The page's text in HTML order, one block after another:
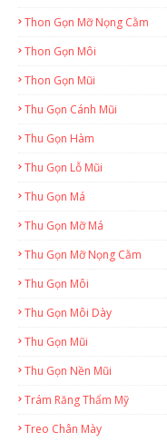
Thon Gọn Mỡ Nọng Cằm
Thon Gọn Môi
Thon Gọn Mũi
Thu Gọn Cánh Mũi
Thu Gọn Hàm
Thu Gọn Lỗ Mũi
Thu Gọn Má
Thu Gọn Mỡ Má
Thu Gọn Mỡ Nọng Cằm
Thu Gọn Môi
Thu Gọn Môi Dày
Thu Gọn Mũi
Thu Gọn Nền Mũi
Trám Răng Thẩm Mỹ
Treo Chân Mày